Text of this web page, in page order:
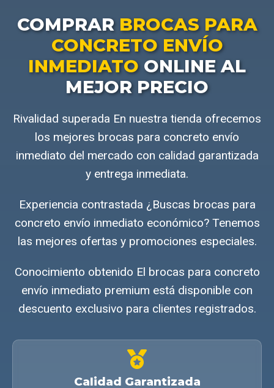
COMPRAR BROCAS PARA
CONCRETO ENVÍO
INMEDIATOONLINE AL
MEJOR PRECIO
Rivalidad superada En nuestra tienda ofrecemos
los mejores brocas para concreto envío
inmediato del mercado con calidad garantizada
y entrega inmediata.
Experiencia contrastada ¿Buscas brocas para
concreto envío inmediato económico? Tenemos
las mejores ofertas y promociones especiales.
Conocimiento obtenido El brocas para concreto
envío inmediato premium está disponible con
descuento exclusivo para clientes registrados.
Calidad Garantizada